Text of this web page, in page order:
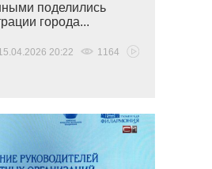
поделились
города...
20:22 1164